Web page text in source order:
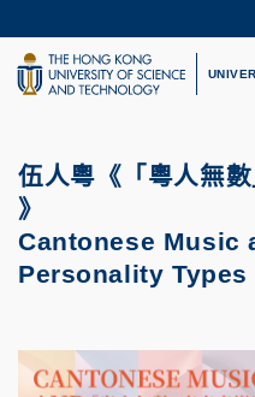
to
main
content
UNIVERSITY NEWS
LIFE@HKUST
伍人粵《「粵人無
》
Cantonese Music
Personality